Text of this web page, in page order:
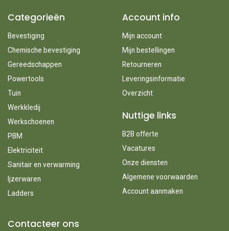
Categorieën
Bevestiging
Chemische bevestiging
Gereedschappen
Powertools
Tuin
Werkkledij
Werkschoenen
PBM
Elektriciteit
Sanitair en verwarming
Ijzerwaren
Ladders
Account info
Mijn account
Mijn bestellingen
Retourneren
Leveringsinformatie
Overzicht
Nuttige links
B2B offerte
Vacatures
Onze diensten
Algemene voorwaarden
Account aanmaken
Contacteer ons